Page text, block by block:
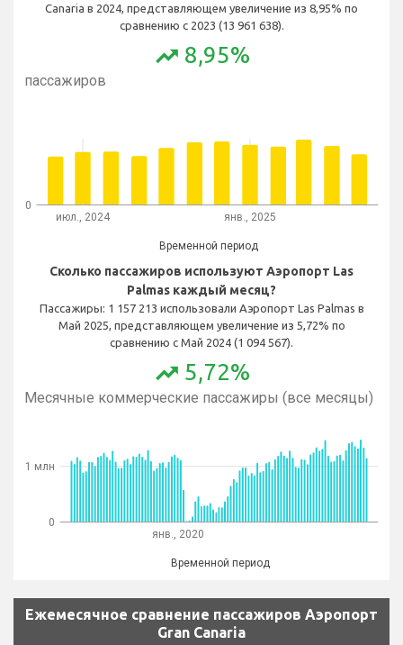
Canaria в 2024, представляющем увеличение из 8,95% по
сравнению с 2023 (13 961 638).
trending_up 8,95%
Ежемесячное количество коммерческих
пассажиров
июл., 2024 янв., 2025
Временной период
0
Сколько пассажиров используют Аэропорт Las
Palmas каждый месяц?
Пассажиры: 1 157 213 использовали Аэропорт Las Palmas в
Май 2025, представляющем увеличение из 5,72% по
сравнению с Май 2024 (1 094 567).
trending_up 5,72%
Месячные коммерческие пассажиры (все месяцы)
янв., 2020
Временной период
0
1 млн
Ежемесячное сравнение пассажиров Аэропорт
Gran Canaria